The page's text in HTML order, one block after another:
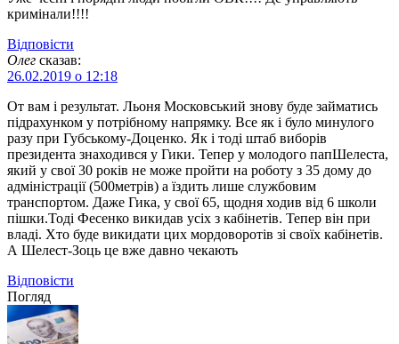
кримінали!!!!
Відповіcти
Олег сказав:
26.02.2019 о 12:18
От вам і результат. Льоня Московський знову буде займатись
підрахунком у потрібному напрямку. Все як і було минулого
разу при Губському-Доценко. Як і тоді штаб виборів
президента знаходився у Гики. Тепер у молодого папШелеста,
який у свої 30 років не може пройти на роботу з 35 дому до
адміністрації (500метрів) а їздить лише службовим
транспортом. Даже Гика, у свої 65, щодня ходив від 6 школи
пішки.Тоді Фесенко викидав усіх з кабінетів. Тепер він при
владі. Хто буде викидати цих мордоворотів зі своїх кабінетів.
А Шелест-Зоць це вже давно чекають
Відповіcти
Погляд